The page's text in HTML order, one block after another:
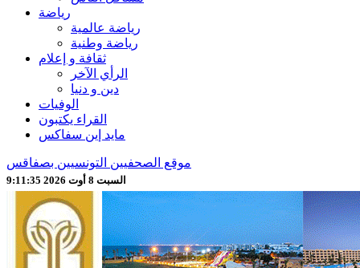
رياضة
رياضة عالمية
رياضة وطنية
ثقافة و إعلام
الرأي الآخر
دين و دنيا
الوفيات
القراء يكتبون
مايد إين سفاكس
موقع الصحفيين التونسيين بصفاقس
السبت 8 أوت 2026 9:11:37